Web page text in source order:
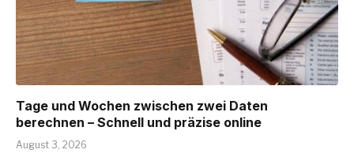
Tage und Wochen zwischen zwei Daten
berechnen – Schnell und präzise online
August 3, 2026